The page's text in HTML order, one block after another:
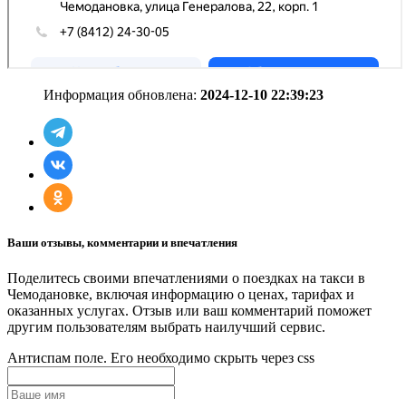
Информация обновлена: 2024-12-10 22:39:23
Ваши отзывы, комментарии и впечатления
Поделитесь своими впечатлениями о поездках на такси в
Чемодановке, включая информацию о ценах, тарифах и
оказанных услугах. Отзыв или ваш комментарий поможет
другим пользователям выбрать наилучший сервис.
Антиспам поле. Его необходимо скрыть через css